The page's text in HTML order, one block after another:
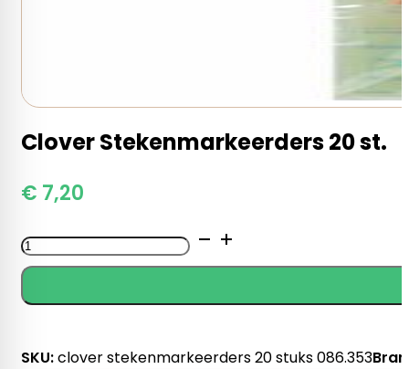
Clover Stekenmarkeerders 20 st.
€ 7,20
Clover
Stekenmarkeerders
st.
SKU:clover stekenmarkeerders 20 stuks 086.353